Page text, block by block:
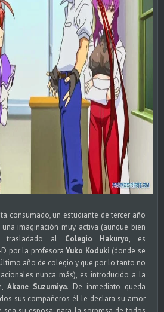
consumado, un estudiante de tercer año
imaginación muy activa (aunque bien
trasladado al Colegio Hakuryo, es
por la profesoraYuko Koduki (donde se
año de colegio y que por lo tanto no
nunca más), es introducido a la
Akane Suzumiya. De inmediato queda
sus compañeros él le declara su amor